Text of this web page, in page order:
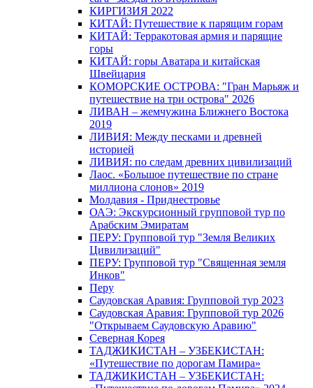
КИРГИЗИЯ 2022
КИТАЙ: Путешествие к парящим горам
КИТАЙ: Терракотовая армия и парящие
горы
КИТАЙ: горы Аватара и китайская
Швейцария
КОМОРСКИЕ ОСТРОВА: "Гран Марьяж и
путешествие на три острова" 2026
ЛИВАН – жемчужина Ближнего Востока
2019
ЛИВИЯ: Между песками и древней
историей
ЛИВИЯ: по следам древних цивилизаций
Лаос. «Большое путешествие по стране
миллиона слонов» 2019
Молдавия - Приднестровье
ОАЭ: Экскурсионный групповой тур по
Арабским Эмиратам
ПЕРУ: Групповой тур "Земля Великих
Цивилизаций"
ПЕРУ: Групповой тур "Священная земля
Инков"
Перу
Саудовская Аравия: Групповой тур 2023
Саудовская Аравия: Групповой тур 2026
"Открываем Саудовскую Аравию"
Северная Корея
ТАДЖИКИСТАН – УЗБЕКИСТАН:
«Путешествие по дорогам Памира»
ТАДЖИКИСТАН – УЗБЕКИСТАН: